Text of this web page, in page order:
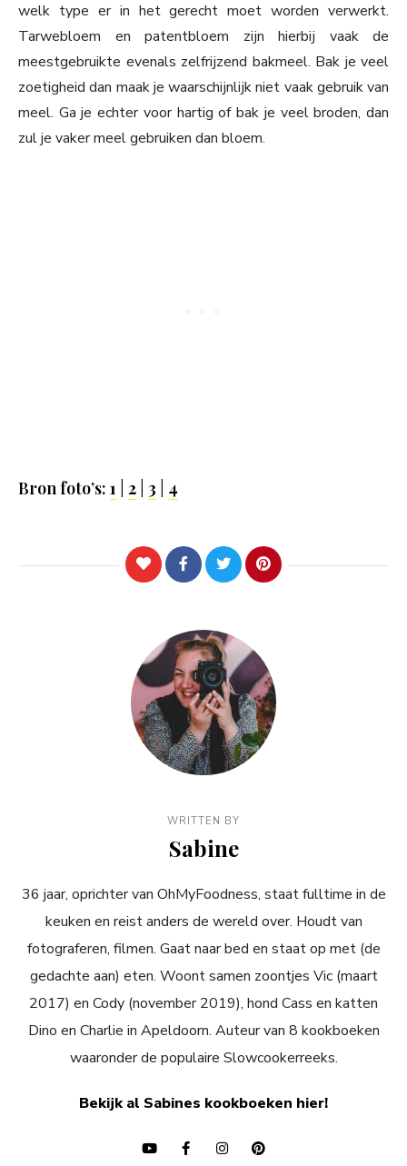
welk type er in het gerecht moet worden verwerkt.
Tarwebloem en patentbloem zijn hierbij vaak de
meestgebruikte evenals zelfrijzend bakmeel. Bak je veel
zoetigheid dan maak je waarschijnlijk niet vaak gebruik van
meel. Ga je echter voor hartig of bak je veel broden, dan
zul je vaker meel gebruiken dan bloem.
Bron foto’s: 1 2 3 4
WRITTEN BY
Sabine
36 jaar, oprichter van OhMyFoodness, staat fulltime in de
keuken en reist anders de wereld over. Houdt van
fotograferen, filmen. Gaat naar bed en staat op met (de
gedachte aan) eten. Woont samen zoontjes Vic (maart
2017) en Cody (november 2019), hond Cass en katten
Dino en Charlie in Apeldoorn. Auteur van 8 kookboeken
waaronder de populaire Slowcookerreeks.
Bekijk al Sabines kookboeken hier!